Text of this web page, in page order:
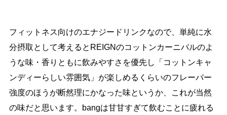
フィットネス向けのエナジードリンクなので、単純に水
分摂取として考えるとREIGNのコットンカーニバルのよ
うな味・香りともに飲みやすさを優先し「コットンキャ
ンディーらしい雰囲気」が楽しめるくらいのフレーバー
強度のほうが断然理にかなった味というか、これが当然
の味だと思います。bangは甘甘すぎて飲むことに疲れる